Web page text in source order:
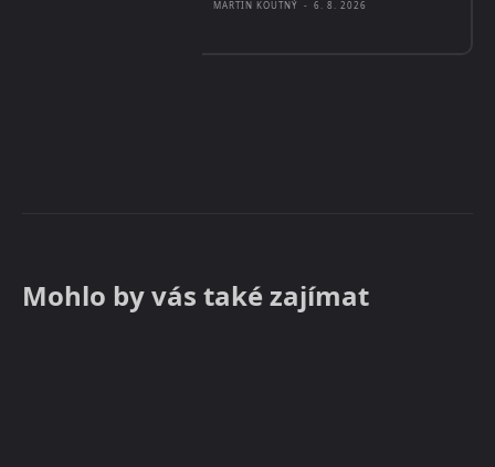
MARTIN KOUTNÝ - 6. 8. 2026
Mohlo by vás také zajímat